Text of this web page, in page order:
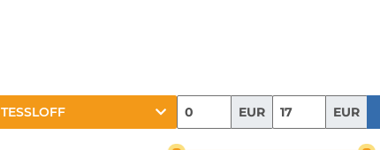
TESSLOFF EUR EUR